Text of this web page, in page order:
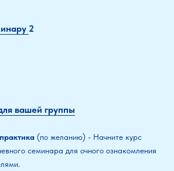
2
вашей группы
(по желанию) - Начните курс
семинара для очного ознакомления